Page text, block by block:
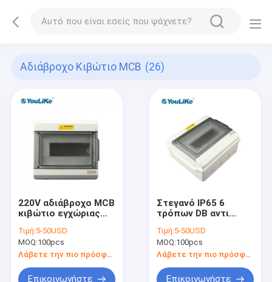
Αδιάβροχο Κιβώτιο MCB (26)
220V αδιάβροχο MCB
κιβώτιο εγχώριας
πλαίσιο συνδέσεων
18 τρόποι
εσωτερικοί
Τιμή:5-50USD
MOQ:100pcs
Λάβετε την πιο πρόσφατη τιμή
Επικοινωνήστε
Στεγανό IP65 6
τρόπων DB αντι
ασφάλειας κιβωτίων
υψηλή
Τιμή:5-50USD
MOQ:100pcs
Επικοινωνήστε